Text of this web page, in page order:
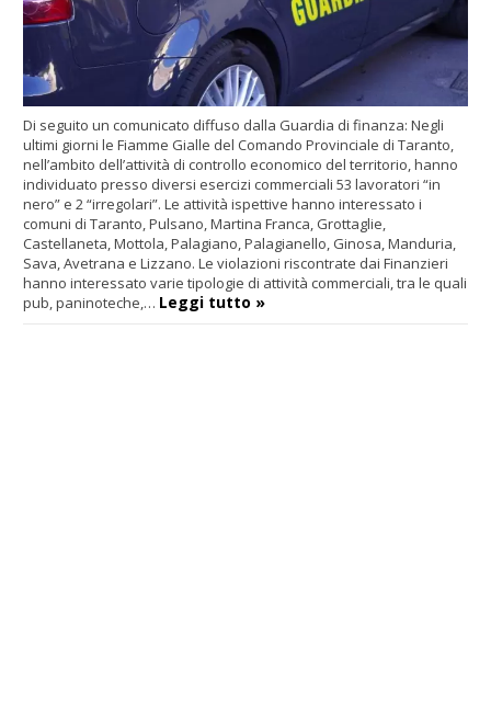
Di seguito un comunicato diffuso dalla Guardia di finanza: Negli
ultimi giorni le Fiamme Gialle del Comando Provinciale di Taranto,
nell’ambito dell’attività di controllo economico del territorio, hanno
individuato presso diversi esercizi commerciali 53 lavoratori “in
nero” e 2 “irregolari”. Le attività ispettive hanno interessato i
comuni di Taranto, Pulsano, Martina Franca, Grottaglie,
Castellaneta, Mottola, Palagiano, Palagianello, Ginosa, Manduria,
Sava, Avetrana e Lizzano. Le violazioni riscontrate dai Finanzieri
hanno interessato varie tipologie di attività commerciali, tra le quali
pub, paninoteche,… Leggi tutto »